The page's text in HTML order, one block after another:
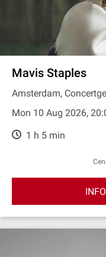
Mavis Staples
Amsterdam,
Mon 10 Aug 2026,
1 h 5 min